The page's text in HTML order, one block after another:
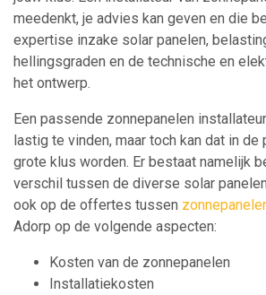
meedenkt, je advies kan geven en die
expertise inzake solar panelen,
hellingsgraden en de technische en
het ontwerp.
Een passende zonnepanelen
lastig te vinden, maar toch kan dat in de
grote klus worden. Er bestaat namelijk
verschil tussen de diverse solar
ook op de offertes tussen
Adorp op de volgende aspecten:
Kosten van de zonnepanelen
Installatiekosten